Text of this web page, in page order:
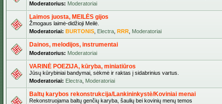
Moderatorius: Moderatoriai
Laimos juosta, MEILĖS gijos
Žmogaus laimė-didžioji Meilė.
Moderatoriai: BURTONIS Electra RRR Moderatoriai
Dainos, melodijos, instrumentai
Moderatorius: Moderatoriai
VARINĖ POEZIJA, kūryba, miniatiūros
Jūsų kūrybiniai bandymai, sėkmė ir raktas į sidabrinius vartus.
Moderatoriai: Electra Moderatoriai
Baltų karybos rekonstrukcija/Lankininkystė/Koviniai menai
Rekonstruojama baltų genčių karyba, šaulių bei kovinių menų temos